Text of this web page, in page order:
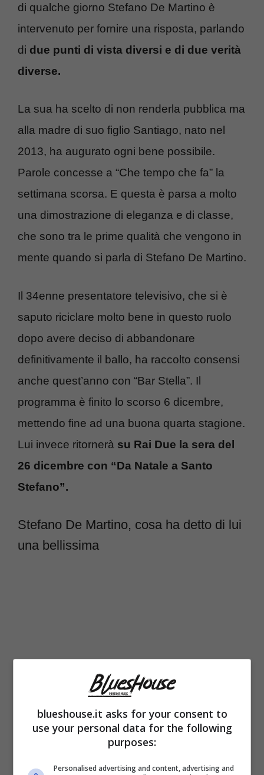
di qualche giorno Stefano De Martino è
intervenuto per fornire una risposta, parlando
di due punti di vista diversi e di due verità
diverse.
La sua ha scelto di non renderla pubblica ma
alla madre di suo figlio Santiago, nato nel
2013, ha augurato ogni bene possibile.
Parole concesse a “Che tempo che fa” la
settimana scorsa. E questa è parsa a molto
una dimostrazione di eleganza e di classe,
che sono tra le prime qualità che vengono in
mente quando si parla di Stefano De Martino.
Il 34enne presentatore televisivo, che si è
saputo riciclare molto bene in questo ruolo
dopo avere deciso di abbandonare
definitivamente il ballo, ha raccolto consensi
anche quest’anno con “Bar Stella”. Il
programma è finito lo scorso 6 dicembre,
mettendo fine ad una buona quarta stagione.
Lui invece ritornerà su Rai Due la sera del
26 dicembre con “Da Natale a Santo
Stefano”.
Stefano De Martino, cosa ha detto di lui
una bellissima
blueshouse.it asks for your consent to
use your personal data for the following
purposes:
Personalised advertising and content, advertising and